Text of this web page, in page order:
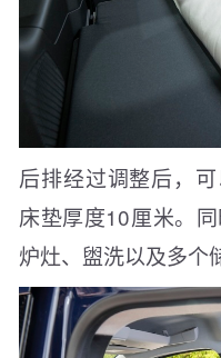
后排经过调整后，
床垫厚度10厘米。
炉灶、盥洗以及多个